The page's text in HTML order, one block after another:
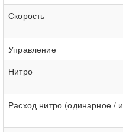
Скорость
Управление
Нитро
Расход нитро (одинарное /